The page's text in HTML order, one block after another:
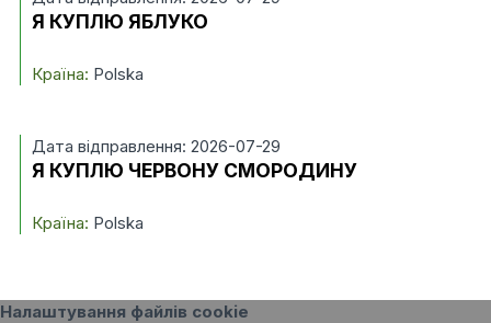
Я КУПЛЮ ЯБЛУКО
Країна: Polska
Дата відправлення: 2026-07-29
Я КУПЛЮ ЧЕРВОНУ СМОРОДИНУ
Країна: Polska
Налаштування файлів cookie